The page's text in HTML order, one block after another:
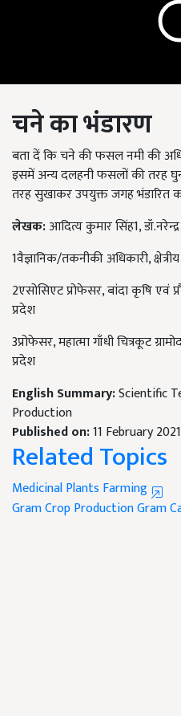
चने का भंडारण
बता दें कि चने की फसल नमी की
इसमें अन्य दलहनी फसलों की तरह
तरह सुखाकर उपयुक्त जगह भंडारित
लेखक:आदित्य कुमार सिंह1,
1वैज्ञानिक/तकनीकी अधिकारी,
2एसोसिएट प्रोफेसर, बांदा कृषि एवं
प्रदेश
3प्रोफेसर, महात्मा गाँधी चित्रकूट
प्रदेश
English Summary:Scientific
Production
Published on:11 February
Related Topics
Medicinal Plants Farming
Gram Crop ProductionGram